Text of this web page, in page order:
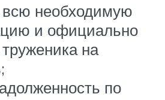
необходимую
и официально
на
по